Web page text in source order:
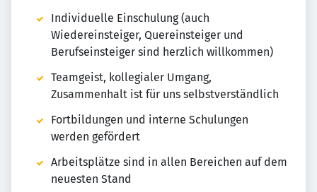
Individuelle Einschulung (auch
Wiedereinsteiger, Quereinsteiger und
Berufseinsteiger sind herzlich willkommen)
Teamgeist, kollegialer Umgang,
Zusammenhalt ist für uns selbstverständlich
Fortbildungen und interne Schulungen
werden gefördert
Arbeitsplätze sind in allen Bereichen auf dem
neuesten Stand